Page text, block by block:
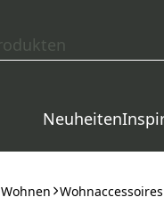
Neuheiten
Wohnaccessoires